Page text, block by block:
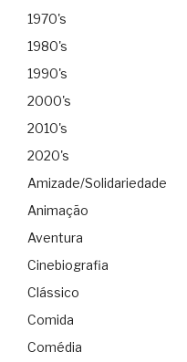
1970's
1980's
1990's
2000's
2010's
2020's
Amizade/Solidariedade
Animação
Aventura
Cinebiografia
Clássico
Comida
Comédia